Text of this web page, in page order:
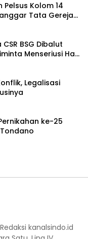
Kolom 14
Tata Gereja
Melawan Hukum
BSG Dibalut
Menseriusi Hal
Legalisasi
ke-25
kanalsindo.id